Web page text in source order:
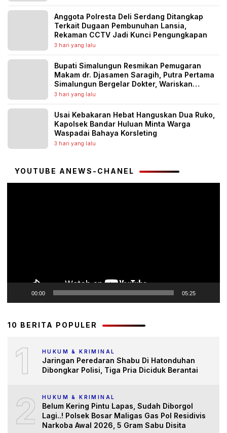
Anggota Polresta Deli Serdang Ditangkap
Terkait Dugaan Pembunuhan Lansia,
Rekaman CCTV Jadi Kunci Pengungkapan
3 hari yang lalu
Bupati Simalungun Resmikan Pemugaran
Makam dr. Djasamen Saragih, Putra Pertama
Simalungun Bergelar Dokter, Wariskan
Semangat Pengabdian untuk Generasi
Penerus
3 hari yang lalu
Usai Kebakaran Hebat Hanguskan Dua Ruko,
Kapolsek Bandar Huluan Minta Warga
Waspadai Bahaya Korsleting
3 hari yang lalu
YOUTUBE ANEWS-CHANEL
00:00 05:25
10 BERITA POPULER
1 HUKUM & KRIMINAL
Jaringan Peredaran Shabu Di Hatonduhan
Dibongkar Polisi, Tiga Pria Diciduk Berantai
2 HUKUM & KRIMINAL
Belum Kering Pintu Lapas, Sudah Diborgol
Lagi..! Polsek Bosar Maligas Gas Pol Residivis
Narkoba Awal 2026, 5 Gram Sabu Disita